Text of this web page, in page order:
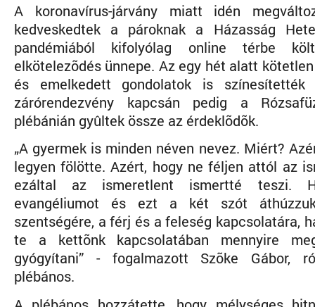
A koronavírus-járvány miatt idén
kedveskedtek a pároknak a Házasság
pandémiából kifolyólag online térbe
elkötelezõdés ünnepe. Az egy hét alatt
és emelkedett gondolatok is
zárórendezvény kapcsán pedig a
plébánián gyûltek össze az érdeklõdõk.
„A gyermek is minden néven nevez. Miért?
legyen fölötte. Azért, hogy ne féljen attól az
ezáltal az ismeretlent ismertté teszi.
evangéliumot és ezt a két szót
szentségére, a férj és a feleség kapcsolatára,
te a kettõnk kapcsolatában mennyire
gyógyítani” - fogalmazott Szõke Gábor,
plébános.